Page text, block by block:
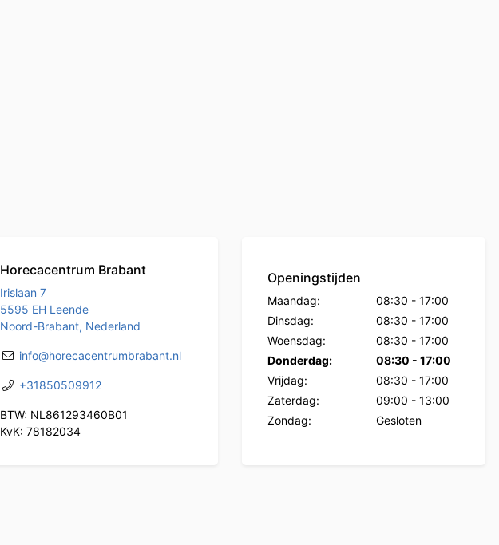
Horecacentrum Brabant
Irislaan 7
5595 EH Leende
Noord-Brabant, Nederland
info@horecacentrumbrabant.nl
+31850509912
BTW: NL861293460B01
KvK: 78182034
Openingstijden
Maandag: 08:30 - 17:00
Dinsdag:
08:30 - 17:00
Woensdag:
08:30 - 17:00
Donderdag:
08:30 - 17:00
Vrijdag:
08:30 - 17:00
Zaterdag:
09:00 - 13:00
Zondag:
Gesloten